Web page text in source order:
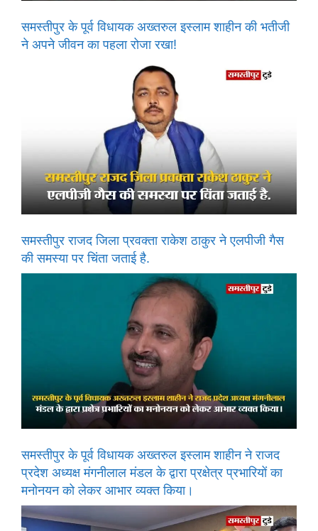
समस्तीपुर के पूर्व विधायक अख्तरुल इस्लाम शाहीन की भतीजी
ने अपने जीवन का पहला रोजा रखा!
समस्तीपुर राजद जिला प्रवक्ता राकेश ठाकुर ने एलपीजी गैस
की समस्या पर चिंता जताई है.
समस्तीपुर के पूर्व विधायक अख्तरुल इस्लाम शाहीन ने राजद
प्रदेश अध्यक्ष मंगनीलाल मंडल के द्वारा प्रक्षेत्र प्रभारियों का
मनोनयन को लेकर आभार व्यक्त किया।